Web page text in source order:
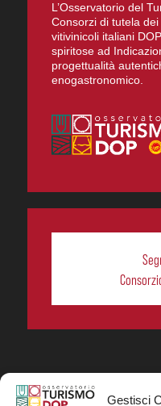
Gestisci
L’Osservatorio del
Consorzi di tutela
vitivinicoli italiani
spiritose ad
progettualità
enogastronomico.
In collaborazione